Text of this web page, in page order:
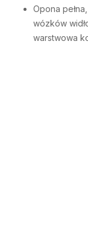
Opona
wózków
warstwowa